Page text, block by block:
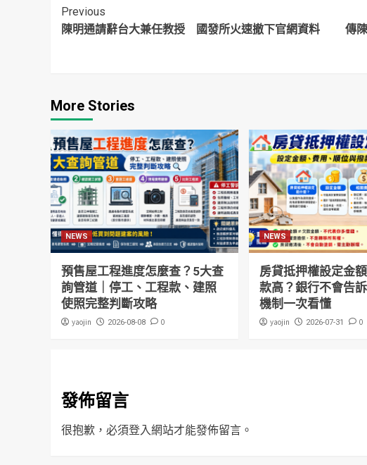
Continue
Reading
Previous
陳明通請辭台大兼任教授 國發所火速撤下官網資料
傳
More Stories
NEWS
預售屋工程進度怎麼查？5大查
詢管道｜停工、工程款、建照
使照完整判斷攻略
yaojin 2026-08-08 0
NEWS
房貸抵押權設定金
款高？銀行不會告
機制一次看懂
yaojin 2026-07-31 0
發佈留言
很抱歉，必須登入 網站才能發佈留言。